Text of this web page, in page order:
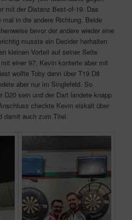
mit der Distanz Best-of-19. Das
in die andere Richtung. Beide
bevor der andere wieder eine
musste ein Decider herhalten
kleinen Vorteil auf seiner Seite
einer 97, Kevin konterte aber mit
wollte Toby dann über T19 D8
aber nur im Singlefeld. So
D20 sein und der Dart landete knapp
checkte Kevin eiskalt über
damit auch zum Titel.